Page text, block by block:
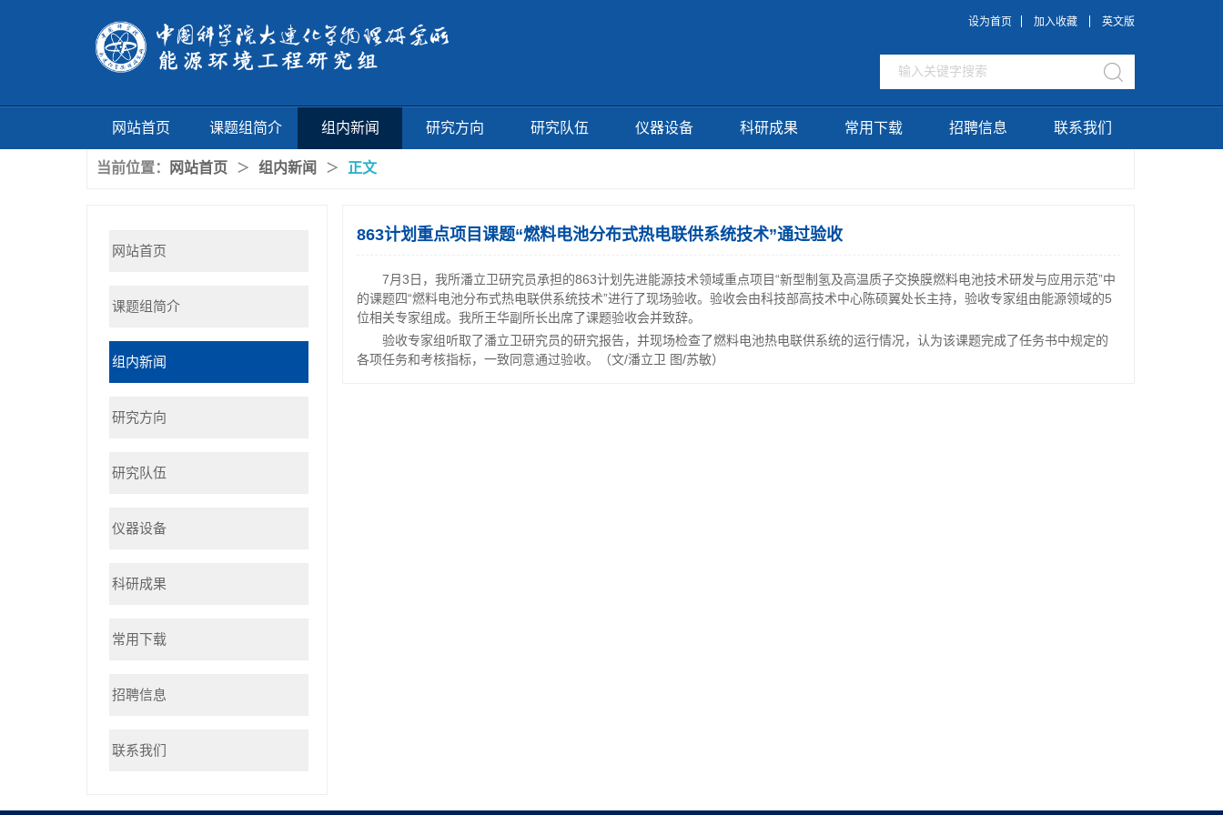
设为首页 加入收藏 英文版
网站首页 课题组简介 组内新闻 研究方向 研究队伍 仪器设备 科研成果 常用下载 招聘信息 联系我们
当前位置： 网站首页 ＞ 组内新闻 ＞ 正文
网站首页
课题组简介
组内新闻
研究方向
研究队伍
仪器设备
科研成果
常用下载
招聘信息
联系我们
863计划重点项目课题“燃料电池分布式热电联供系统技术”通过验收
7月3日，我所潘立卫研究员承担的863计划先进能源技术领域重点项目“新型制氢及高温质子交换膜燃料电池技术研发与应用示范”中
的课题四“燃料电池分布式热电联供系统技术”进行了现场验收。验收会由科技部高技术中心陈硕翼处长主持，验收专家组由能源领域的5
位相关专家组成。我所王华副所长出席了课题验收会并致辞。
验收专家组听取了潘立卫研究员的研究报告，并现场检查了燃料电池热电联供系统的运行情况，认为该课题完成了任务书中规定的
各项任务和考核指标，一致同意通过验收。（文/潘立卫 图/苏敏）